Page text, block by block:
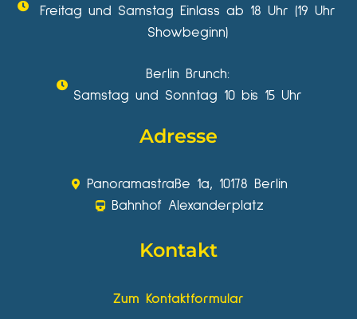
Freitag und Samstag Einlass ab 18 Uhr (19 Uhr
Showbeginn)
Berlin Brunch:
Samstag und Sonntag 10 bis 15 Uhr
Adresse
Panoramastraße 1a, 10178 Berlin
Bahnhof Alexanderplatz
Kontakt
Zum Kontaktformular